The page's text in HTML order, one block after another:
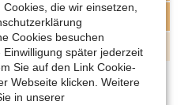
die wir einsetzen,
Cookies besuchen
später jederzeit
Sie auf den Link Cookie-
Webseite klicken. Weitere
in unserer